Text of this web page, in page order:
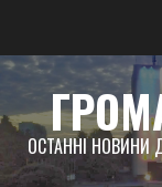
content
ОСТАННІ НОВИНИ